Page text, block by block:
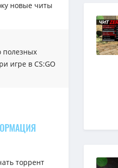
новые читы
полезных
игре в CS:GO
торрент